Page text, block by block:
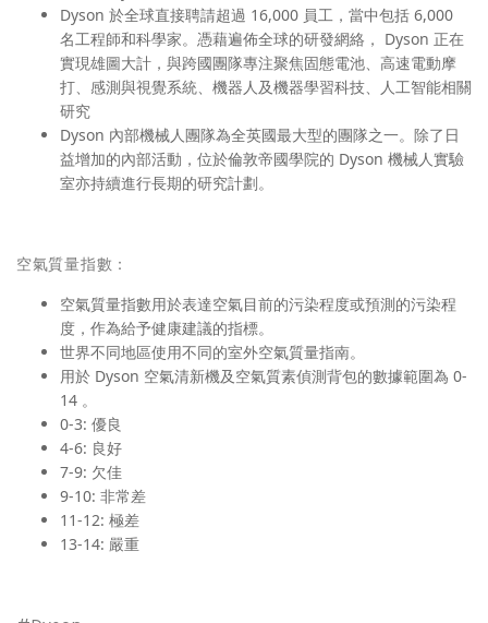
Dyson 於全球直接聘請超過 16,000 員工，當中包括 6,000
名工程師和科學家。憑藉遍佈全球的研發網絡， Dyson 正在
實現雄圖大計，與跨國團隊專注聚焦固態電池、高速電動摩
打、感測與視覺系統、機器人及機器學習科技、人工智能相關
研究
Dyson 內部機械人團隊為全英國最大型的團隊之一。除了日
益增加的內部活動，位於倫敦帝國學院的 Dyson 機械人實驗
室亦持續進行長期的研究計劃。
空氣質量指數：
空氣質量指數用於表達空氣目前的污染程度或預測的污染程
度，作為給予健康建議的指標。
世界不同地區使用不同的室外空氣質量指南。
用於 Dyson 空氣清新機及空氣質素偵測背包的數據範圍為 0-
14 。
0-3: 優良
4-6: 良好
7-9: 欠佳
9-10: 非常差
11-12: 極差
13-14: 嚴重